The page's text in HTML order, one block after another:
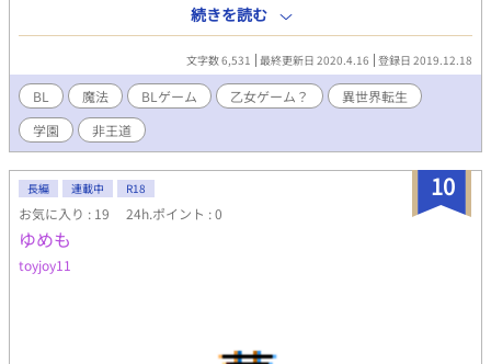
か．．．？) ＊＊＊ 「BLゲームの世界．．．？」 と同じ世界線で
す。NLですがよろしければどうぞ
続きを読む
文字数 6,531 最終更新日 2020.4.16 登録日 2019.12.18
BL 魔法 BLゲーム 乙女ゲーム？
異世界転生
学園
非王道
10
長編 連載中 R18
お気に入り : 19 24h.ポイント : 0
ゆめも
toyjoy11